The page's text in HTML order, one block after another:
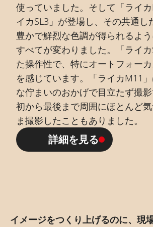
使っていました。そして「ライ
イカSL3」が登場し、その共通し
豊かで鮮烈な色調が得られるよう
すべてが変わりました。「ライ
た操作性で、特にオートフォー
を感じています。「ライカM11
な佇まいのおかげで目立たず撮
初から最後まで周囲にほとんど
ま撮影したこともありました。
詳細を見る
イメージをつくり上げるのに、現